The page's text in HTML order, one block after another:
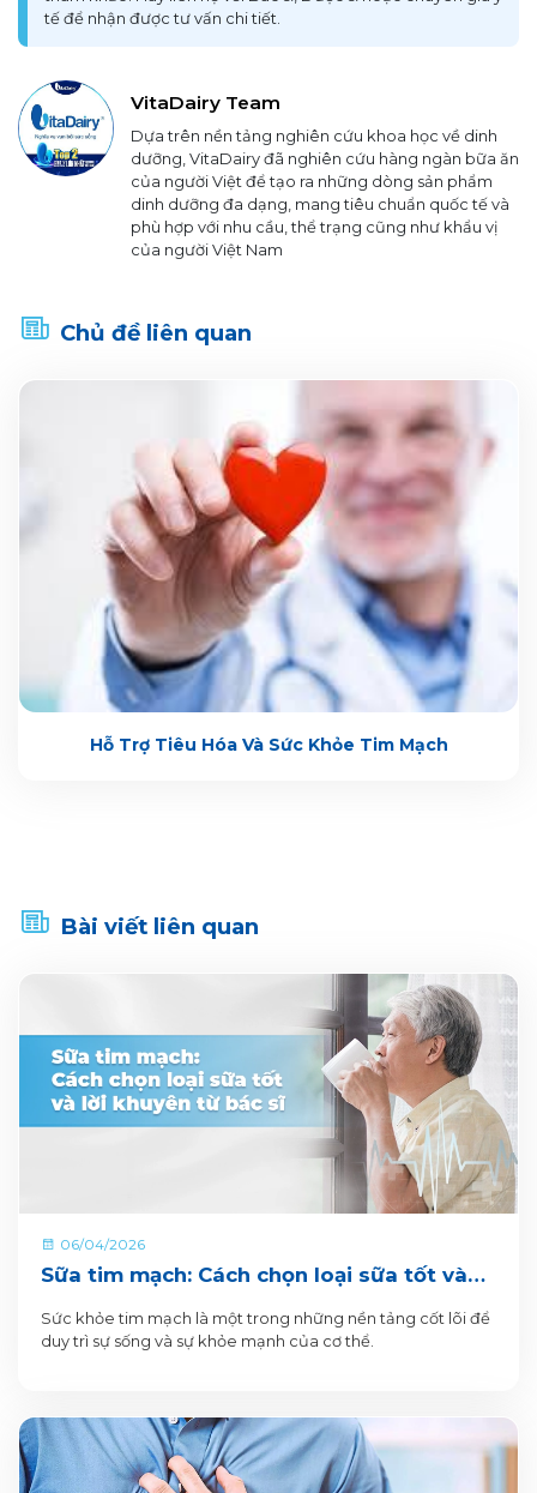
tế để nhận được tư vấn chi tiết.
VitaDairy Team
Dựa trên nền tảng nghiên cứu khoa học về dinh
dưỡng, VitaDairy đã nghiên cứu hàng ngàn bữa ăn
của người Việt để tạo ra những dòng sản phẩm
dinh dưỡng đa dạng, mang tiêu chuẩn quốc tế và
phù hợp với nhu cầu, thể trạng cũng như khẩu vị
của người Việt Nam
Chủ đề liên quan
Hỗ Trợ Tiêu Hóa Và Sức Khỏe Tim Mạch
Bài viết liên quan
06/04/2026
Sữa tim mạch: Cách chọn loại sữa tốt và
Sức khỏe tim mạch là một trong những nền tảng cốt lõi để
duy trì sự sống và sự khỏe mạnh của cơ thể.